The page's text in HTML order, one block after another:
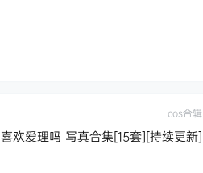
cos合辑
喜欢爱理吗 写真合集[15套][持续更新]